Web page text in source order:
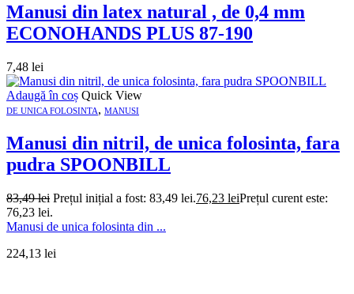
Manusi din latex natural , de 0,4 mm
ECONOHANDS PLUS 87-190
7,48 lei
Adaugă în coș Quick View
DE UNICA FOLOSINTA, MANUSI
Manusi din nitril, de unica folosinta, fara
pudra SPOONBILL
83,49lei Prețul inițial a fost: 83,49 lei.76,23 leiPrețul curent este:
76,23 lei.
Manusi de unica folosinta din ...
224,13 lei